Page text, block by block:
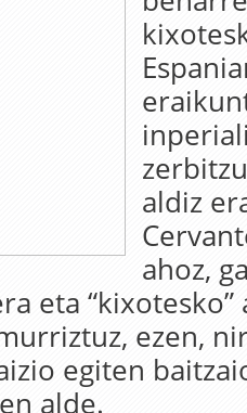
aldiz
ahoz,
eta
ezen,
egiten
alde.